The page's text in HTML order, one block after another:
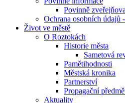
Povinně
Ochrana osobních údajů
Život ve městě
O Roztokách
Historie města
Sametová
Pamětihodnosti
Městská kronika
Partnerství
Propagační
Aktuality